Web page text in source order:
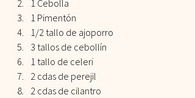
1 Cebolla
1 Pimentón
1/2 tallo de ajoporro
3 tallos de cebollín
1 tallo de celeri
2 cdas de perejil
2 cdas de cilantro